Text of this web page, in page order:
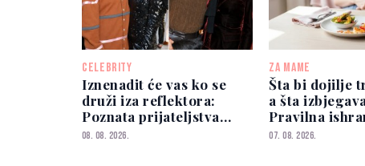
CELEBRITY
Iznenadit će vas ko se
druži iza reflektora:
Poznata prijateljstva
djece slavnih
08. 08. 2026.
ZA MAME
Šta bi dojilje
a šta
Pravilna
i za majku i za
07. 08. 2026.